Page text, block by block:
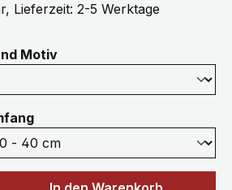
Lieferzeit: 2-5 Werktage
Motivauswählen
auswählen
Gib den